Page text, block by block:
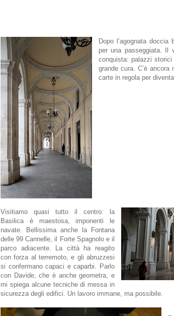
Dopo l’agognata
per una passeggiata. Il
conquista: palazzi
grande cura. C’è
carte in regola per
Visitiamo quasi tutto il centro: la
Basilica è maestosa, imponenti le
navate. Bellissima anche la Fontana
delle 99 Cannelle, il Forte Spagnolo e il
parco adiacente. La città ha reagito
con forza al terremoto, e gli abruzzesi
si confermano capaci e caparbi. Parlo
con Davide, che è anche geometra, e
mi spiega alcune tecniche di messa in
sicurezza degli edifici. Un lavoro immane, ma possibile.